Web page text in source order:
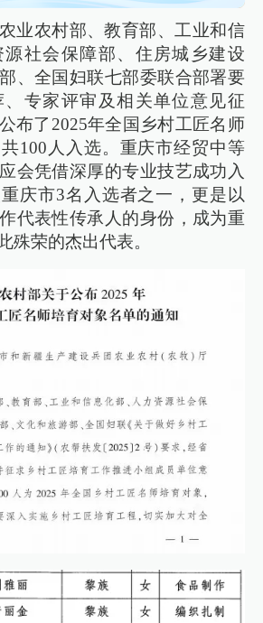
业农村部、教育部、工业和信
社会保障部、住房城乡建设
、全国妇联七部委联合部署要
专家评审及相关单位意见征
布了2025年全国乡村工匠名师
100人入选。重庆市经贸中等
会凭借深厚的专业技艺成功入
庆市3名入选者之一，更是以
代表性传承人的身份，成为重
殊荣的杰出代表。